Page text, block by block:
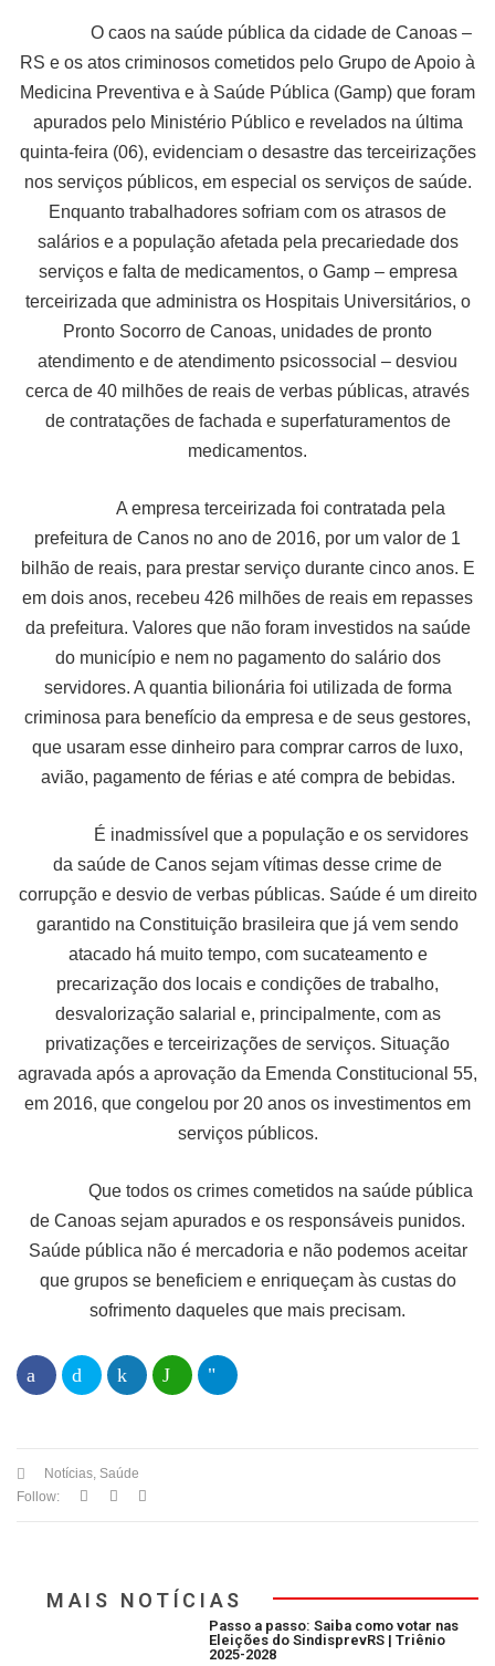
O caos na saúde pública da cidade de Canoas –
RS e os atos criminosos cometidos pelo Grupo de Apoio à
Medicina Preventiva e à Saúde Pública (Gamp) que foram
apurados pelo Ministério Público e revelados na última
quinta-feira (06), evidenciam o desastre das terceirizações
nos serviços públicos, em especial os serviços de saúde.
Enquanto trabalhadores sofriam com os atrasos de
salários e a população afetada pela precariedade dos
serviços e falta de medicamentos, o Gamp – empresa
terceirizada que administra os Hospitais Universitários, o
Pronto Socorro de Canoas, unidades de pronto
atendimento e de atendimento psicossocial – desviou
cerca de 40 milhões de reais de verbas públicas, através
de contratações de fachada e superfaturamentos de
medicamentos.
A empresa terceirizada foi contratada pela
prefeitura de Canos no ano de 2016, por um valor de 1
bilhão de reais, para prestar serviço durante cinco anos. E
em dois anos, recebeu 426 milhões de reais em repasses
da prefeitura. Valores que não foram investidos na saúde
do município e nem no pagamento do salário dos
servidores. A quantia bilionária foi utilizada de forma
criminosa para benefício da empresa e de seus gestores,
que usaram esse dinheiro para comprar carros de luxo,
avião, pagamento de férias e até compra de bebidas.
É inadmissível que a população e os servidores
da saúde de Canos sejam vítimas desse crime de
corrupção e desvio de verbas públicas. Saúde é um direito
garantido na Constituição brasileira que já vem sendo
atacado há muito tempo, com sucateamento e
precarização dos locais e condições de trabalho,
desvalorização salarial e, principalmente, com as
privatizações e terceirizações de serviços. Situação
agravada após a aprovação da Emenda Constitucional 55,
em 2016, que congelou por 20 anos os investimentos em
serviços públicos.
Que todos os crimes cometidos na saúde pública
de Canoas sejam apurados e os responsáveis punidos.
Saúde pública não é mercadoria e não podemos aceitar
que grupos se beneficiem e enriqueçam às custas do
sofrimento daqueles que mais precisam.
Notícias, Saúde
Follow:
MAIS NOTÍCIAS
Passo a passo: Saiba como votar nas
Eleições do SindisprevRS | Triênio
2025-2028